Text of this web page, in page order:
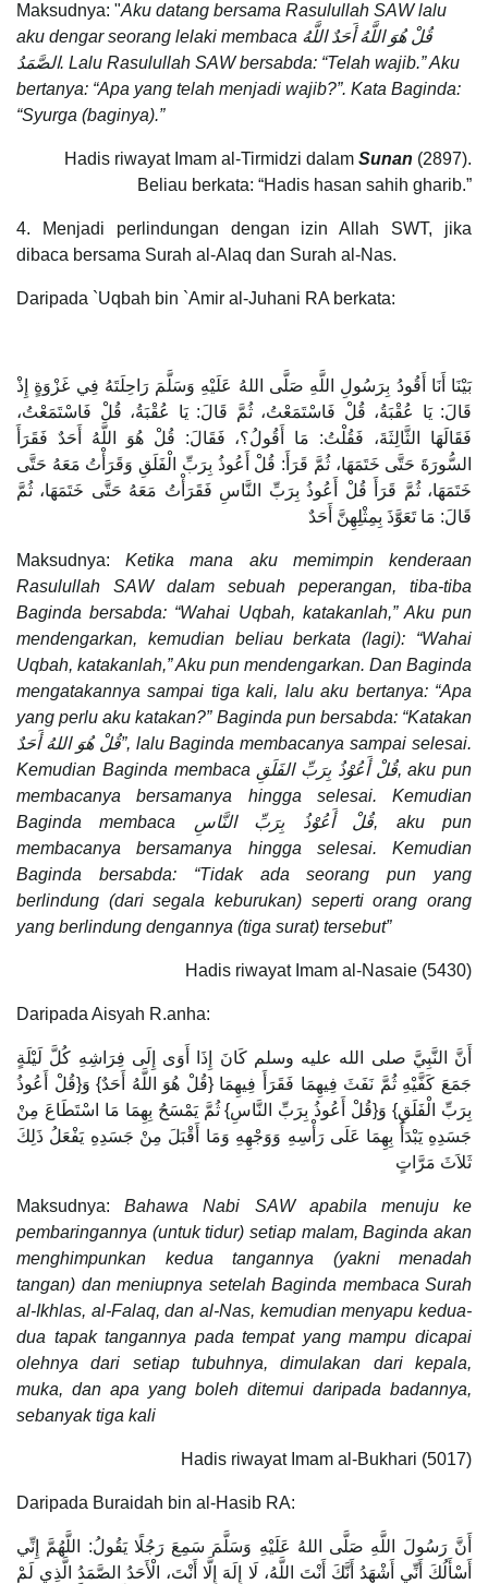
Maksudnya: "Aku datang bersama Rasulullah SAW lalu
aku dengar seorang lelaki membaca قُلْ هُوَ اللَّهُ أَحَدٌ اللَّهُ
الصَّمَدُ. Lalu Rasulullah SAW bersabda: “Telah wajib.” Aku
bertanya: “Apa yang telah menjadi wajib?”. Kata Baginda:
“Syurga (baginya).”
Hadis riwayat Imam al-Tirmidzi dalam Sunan (2897).
Beliau berkata: “Hadis hasan sahih gharib.”
4. Menjadi perlindungan dengan izin Allah SWT, jika
dibaca bersama Surah al-Alaq dan Surah al-Nas.
Daripada `Uqbah bin `Amir al-Juhani RA berkata:
بَيْنَا أَنَا أَقُودُ بِرَسُولِ اللَّهِ صَلَّى اللهُ عَلَيْهِ وَسَلَّمَ رَاحِلَتَهُ فِي غَزْوَةٍ إِذْ
قَالَ: يَا عُقْبَةُ، قُلْ فَاسْتَمَعْتُ، ثُمَّ قَالَ: يَا عُقْبَةُ، قُلْ فَاسْتَمَعْتُ،
فَقَالَهَا الثَّالِثَةَ، فَقُلْتُ: مَا أَقُولُ؟، فَقَالَ: قُلْ هُوَ اللَّهُ أَحَدٌ فَقَرَأَ
السُّورَةَ حَتَّى خَتَمَهَا، ثُمَّ قَرَأَ: قُلْ أَعُوذُ بِرَبِّ الْفَلَقِ وَقَرَأْتُ مَعَهُ حَتَّى
خَتَمَهَا، ثُمَّ قَرَأَ قُلْ أَعُوذُ بِرَبِّ النَّاسِ فَقَرَأْتُ مَعَهُ حَتَّى خَتَمَهَا، ثُمَّ
قَالَ: مَا تَعَوَّذَ بِمِثْلِهِنَّ أَحَدٌ
Maksudnya:Ketika mana aku memimpin kenderaan
Rasulullah SAW dalam sebuah peperangan, tiba-tiba
Baginda bersabda: “Wahai Uqbah, katakanlah,” Aku pun
mendengarkan, kemudian beliau berkata (lagi): “Wahai
Uqbah, katakanlah,” Aku pun mendengarkan. Dan Baginda
mengatakannya sampai tiga kali, lalu aku bertanya: “Apa
yang perlu aku katakan?” Baginda pun bersabda: “Katakan
قُلْ هُوَ اللهُ أَحَدٌ”, lalu Baginda membacanya sampai selesai.
Kemudian Baginda membaca قُلْ أَعُوْذُ بِرَبِّ الفَلَقِ, aku pun
membacanya bersamanya hingga selesai. Kemudian
Baginda membaca قُلْ أَعُوْذُ بِرَبِّ النَّاسِ, aku pun
membacanya bersamanya hingga selesai. Kemudian
Baginda bersabda: “Tidak ada seorang pun yang
berlindung (dari segala keburukan) seperti orang orang
yang berlindung dengannya (tiga surat) tersebut”
Hadis riwayat Imam al-Nasaie (5430)
Daripada Aisyah R.anha:
أَنَّ النَّبِيَّ صلى الله عليه وسلم كَانَ إِذَا أَوَى إِلَى فِرَاشِهِ كُلَّ لَيْلَةٍ
جَمَعَ كَفَّيْهِ ثُمَّ نَفَثَ فِيهِمَا فَقَرَأَ فِيهِمَا {قُلْ هُوَ اللَّهُ أَحَدٌ} وَ{قُلْ أَعُوذُ
بِرَبِّ الْفَلَقِ} وَ{قُلْ أَعُوذُ بِرَبِّ النَّاسِ} ثُمَّ يَمْسَحُ بِهِمَا مَا اسْتَطَاعَ مِنْ
جَسَدِهِ يَبْدَأُ بِهِمَا عَلَى رَأْسِهِ وَوَجْهِهِ وَمَا أَقْبَلَ مِنْ جَسَدِهِ يَفْعَلُ ذَلِكَ
ثَلاَثَ مَرَّاتٍ
Maksudnya:Bahawa Nabi SAW apabila menuju ke
pembaringannya (untuk tidur) setiap malam, Baginda akan
menghimpunkan kedua tangannya (yakni menadah
tangan) dan meniupnya setelah Baginda membaca Surah
al-Ikhlas, al-Falaq, dan al-Nas, kemudian menyapu kedua-
dua tapak tangannya pada tempat yang mampu dicapai
olehnya dari setiap tubuhnya, dimulakan dari kepala,
muka, dan apa yang boleh ditemui daripada badannya,
sebanyak tiga kali
Hadis riwayat Imam al-Bukhari (5017)
Daripada Buraidah bin al-Hasib RA:
أَنَّ رَسُولَ اللَّهِ صَلَّى اللهُ عَلَيْهِ وَسَلَّمَ سَمِعَ رَجُلًا يَقُولُ: اللَّهُمَّ إِنِّي
أَسْأَلُكَ أَنِّي أَشْهَدُ أَنَّكَ أَنْتَ اللَّهُ، لَا إِلَهَ إِلَّا أَنْتَ، الْأَحَدُ الصَّمَدُ الَّذِي لَمْ